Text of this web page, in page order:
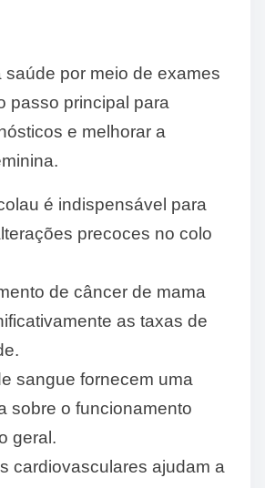
saúde por meio de exames
passo principal para
e melhorar a
é indispensável para
precoces no colo
de câncer de mama
as taxas de
sangue fornecem uma
sobre o funcionamento
geral.
cardiovasculares ajudam a